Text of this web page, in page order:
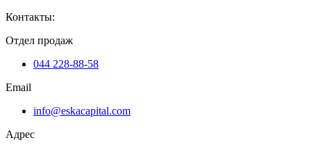
Контакты:
Отдел продаж
044 228-88-58
Email
info@eskacapital.com
Адрес